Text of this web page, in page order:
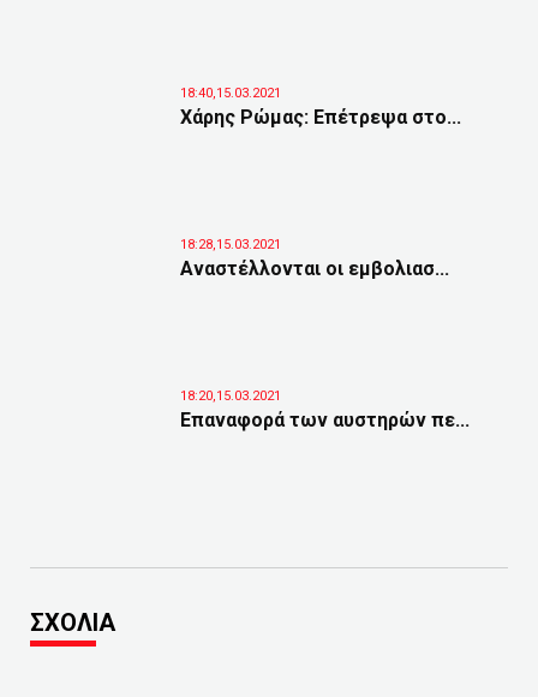
18:40,15.03.2021
Χάρης Ρώμας: Επέτρεψα στο...
18:28,15.03.2021
Αναστέλλονται οι εμβολιασ...
18:20,15.03.2021
Eπαναφορά των αυστηρών πε...
ΣΧΟΛΙΑ